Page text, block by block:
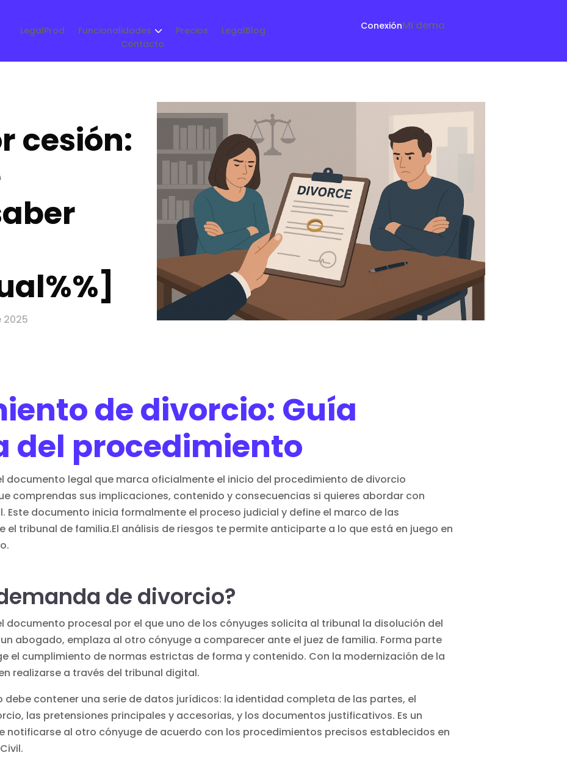
LegalProd Funcionalidades Precios
LegalBlog
Contacto
ConexiónMi demo
cesión:
2025
de divorcio: Guía
del procedimiento
documento legal que marca oficialmente el inicio del procedimiento de divorcio
comprendas sus implicaciones, contenido y consecuencias si quieres abordar con
Este documento inicia formalmente el proceso judicial y define el marco de las
el tribunal de familia.El análisis de riesgos te permite anticiparte a lo que está en juego en
de divorcio?
documento procesal por el que uno de los cónyuges solicita al tribunal la disolución del
abogado, emplaza al otro cónyuge a comparecer ante el juez de familia. Forma parte
el cumplimiento de normas estrictas de forma y contenido. Con la modernización de la
realizarse a través del tribunal digital.
debe contener una serie de datos jurídicos: la identidad completa de las partes, el
las pretensiones principales y accesorias, y los documentos justificativos. Es un
notificarse al otro cónyuge de acuerdo con los procedimientos precisos establecidos en